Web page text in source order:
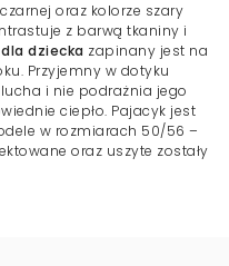
oraz kolorze szary
z barwą tkaniny i
dziecka zapinany jest na
Przyjemny w dotyku
i nie podrażnia jego
ciepło. Pajacyk jest
w rozmiarach 50/56 –
oraz uszyte zostały